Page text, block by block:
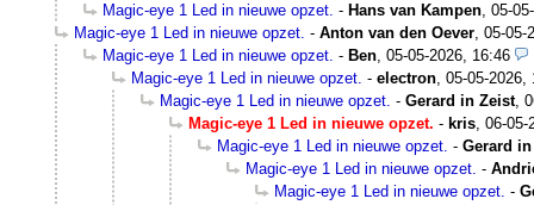
Magic-eye 1 Led in nieuwe opzet. - Hans van Kampen, 05-
Magic-eye 1 Led in nieuwe opzet. - Anton van den Oever, 05-05-
Magic-eye 1 Led in nieuwe opzet. - Ben, 05-05-2026, 16:46
Magic-eye 1 Led in nieuwe opzet. - electron, 05-05-2026,
Magic-eye 1 Led in nieuwe opzet. - Gerard in Zeist,
Magic-eye 1 Led in nieuwe opzet. - kris, 06-05-
Magic-eye 1 Led in nieuwe opzet. - Gerard
Magic-eye 1 Led in nieuwe opzet. -
Magic-eye 1 Led in nieuwe opzet. -